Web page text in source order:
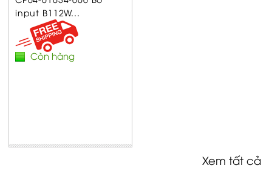
input B112W...
Còn hàng
Xem tất cả